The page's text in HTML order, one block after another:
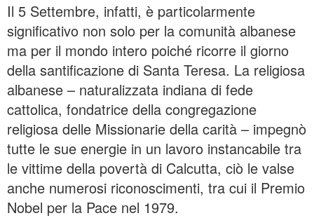
Il 5 Settembre, infatti, è particolarmente
significativo non solo per la comunità albanese
ma per il mondo intero poiché ricorre il giorno
della santificazione di Santa Teresa. La religiosa
albanese – naturalizzata indiana di fede
cattolica, fondatrice della congregazione
religiosa delle Missionarie della carità – impegnò
tutte le sue energie in un lavoro instancabile tra
le vittime della povertà di Calcutta, ciò le valse
anche numerosi riconoscimenti, tra cui il Premio
Nobel per la Pace nel 1979.